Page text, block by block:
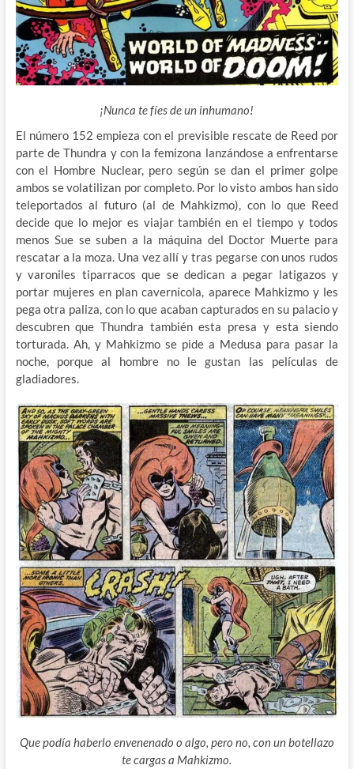
¡Nunca te fíes de un inhumano!
El número 152 empieza con el previsible rescate de Reed por
parte de Thundra y con la femizona lanzándose a enfrentarse
con el Hombre Nuclear, pero según se dan el primer golpe
ambos se volatilizan por completo. Por lo visto ambos han sido
teleportados al futuro (al de Mahkizmo), con lo que Reed
decide que lo mejor es viajar también en el tiempo y todos
menos Sue se suben a la máquina del Doctor Muerte para
rescatar a la moza. Una vez allí y tras pegarse con unos rudos
y varoniles tiparracos que se dedican a pegar latigazos y
portar mujeres en plan cavernícola, aparece Mahkizmo y les
pega otra paliza, con lo que acaban capturados en su palacio y
descubren que Thundra también esta presa y esta siendo
torturada. Ah, y Mahkizmo se pide a Medusa para pasar la
noche, porque al hombre no le gustan las películas de
gladiadores.
Que podía haberlo envenenado o algo, pero no, con un botellazo
te cargas a Mahkizmo.